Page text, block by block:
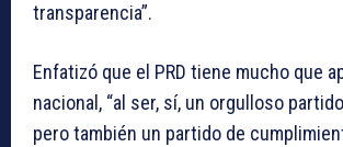
transparencia”.
Enfatizó que el PRD tiene mucho que
nacional, “al ser, sí, un orgulloso
pero también un partido de